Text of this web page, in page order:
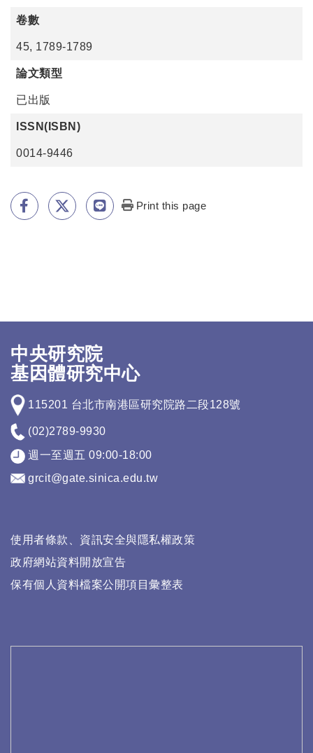
卷數
45, 1789-1789
論文類型
已出版
ISSN(ISBN)
0014-9446
Print this page
中央研究院
基因體研究中心
115201 台北市南港區研究院路二段128號
(02)2789-9930
週一至週五 09:00-18:00
grcit@gate.sinica.edu.tw
使用者條款、資訊安全與隱私權政策
政府網站資料開放宣告
保有個人資料檔案公開項目彙整表